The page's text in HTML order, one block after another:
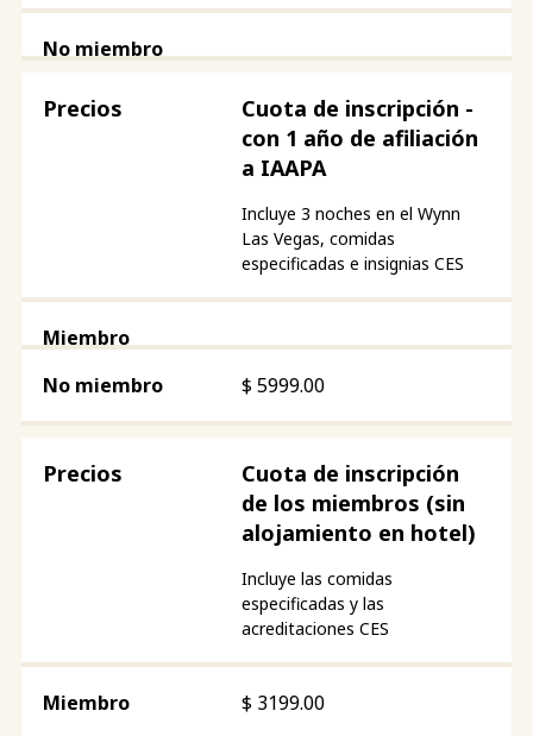
Cuota de inscripción -
con 1 año de afiliación
a IAAPA
Incluye 3 noches en el Wynn
Las Vegas, comidas
especificadas e insignias CES
$5999.00
Cuota de inscripción
de los miembros (sin
alojamiento en hotel)
Incluye las comidas
especificadas y las
acreditaciones CES
$ 3199.00